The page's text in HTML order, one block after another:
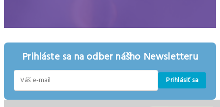
Prihláste sa na odber nášho Newsletteru
Prihlásiť sa